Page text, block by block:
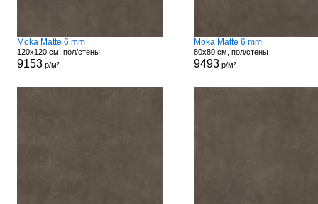
Moka Matte 6 mm
120x120 см, пол/стены
9153р/м²
Moka Matte 6 mm
80x80 см, пол/стены
9493р/м²